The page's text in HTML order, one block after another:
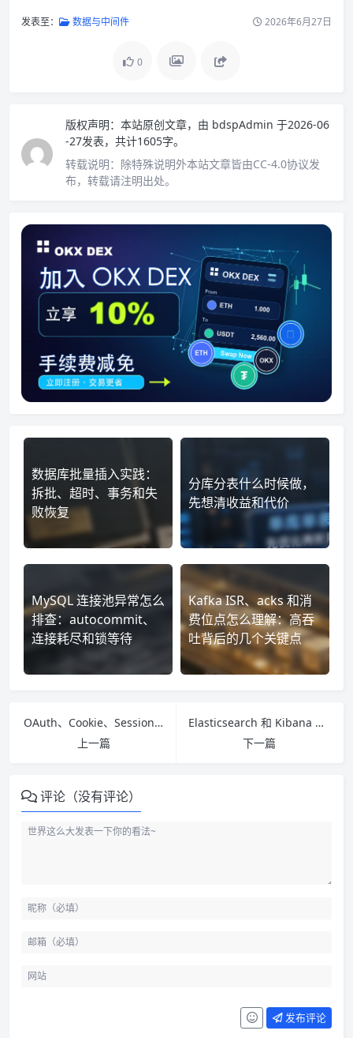
发表至： 数据与中间件 2026年6月27日
0
版权声明： 本站原创文章，由 bdspAdmin 于2026-06
-27发表，共计1605字。
转载说明： 除特殊说明外本站文章皆由CC-4.0协议发
布，转载请注明出处。
数据库批量插入实践：
拆批、超时、事务和失
败恢复
分库分表什么时候做，
先想清收益和代价
MySQL 连接池异常怎么
排查：autocommit、
连接耗尽和锁等待
Kafka ISR、acks 和消
费位点怎么理解：高吞
吐背后的几个关键点
OAuth、Cookie、Session 和 Token 怎么理解：认证中心落地前先分清边界
上一篇
Elasticsearch 和 Kibana 本地怎么跑起来：Docker 单节点、安全开关和常见排障
下一篇
评论（没有评论）
发布评论